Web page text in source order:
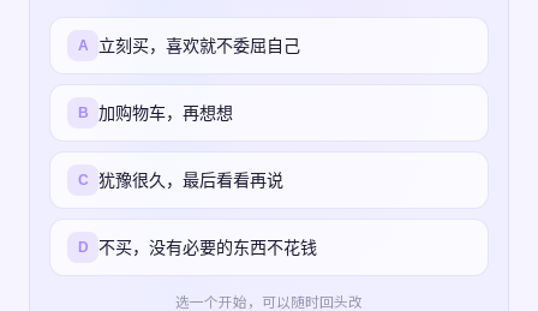
A 立刻买，喜欢就不委屈自己
B 加购物车，再想想
C 犹豫很久，最后看看再说
D 不买，没有必要的东西不花钱
选一个开始，可以随时回头改